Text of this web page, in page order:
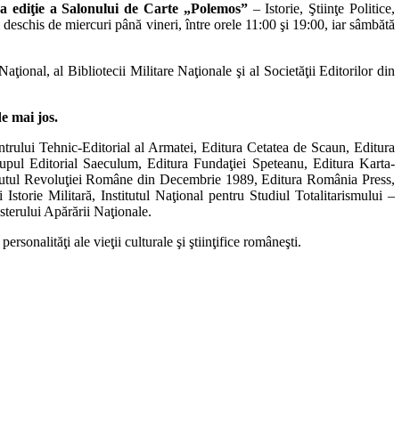
ediţie a Salonului de Carte „Polemos”– Istorie, Ştiinţe Politice,
de miercuri până vineri, între orele 11:00 şi 19:00, iar sâmbătă
al Bibliotecii Militare Naţionale şi al Societăţii Editorilor din
mai jos.
Tehnic-Editorial al Armatei, Editura Cetatea de Scaun, Editura
Editorial Saeculum, Editura Fundaţiei Speteanu, Editura Karta-
Revoluţiei Române din Decembrie 1989, Editura România Press,
Militară, Institutul Naţional pentru Studiul Totalitarismului –
Apărării Naţionale.
ale vieţii culturale şi ştiinţifice româneşti.